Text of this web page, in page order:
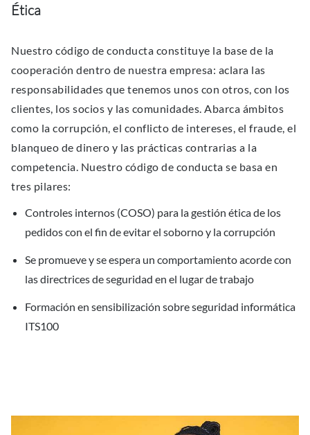
Ética
Nuestro código de conducta constituye la base de la
cooperación dentro de nuestra empresa: aclara las
responsabilidades que tenemos unos con otros, con los
clientes, los socios y las comunidades. Abarca ámbitos
como la corrupción, el conflicto de intereses, el fraude, el
blanqueo de dinero y las prácticas contrarias a la
competencia. Nuestro código de conducta se basa en
tres pilares:
Controles internos (COSO) para la gestión ética de los
pedidos con el fin de evitar el soborno y la corrupción
Se promueve y se espera un comportamiento acorde con
las directrices de seguridad en el lugar de trabajo
Formación en sensibilización sobre seguridad informática
ITS100